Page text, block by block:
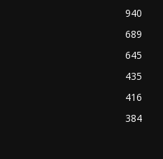
940
689
645
435
416
384